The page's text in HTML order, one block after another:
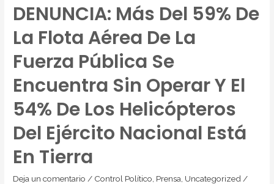
DENUNCIA: Más Del 59% De
La Flota Aérea De La
Fuerza Pública Se
Encuentra Sin Operar Y El
54% De Los Helicópteros
Del Ejército Nacional Está
En Tierra
Deja un comentario / Control Político Prensa Uncategorized /